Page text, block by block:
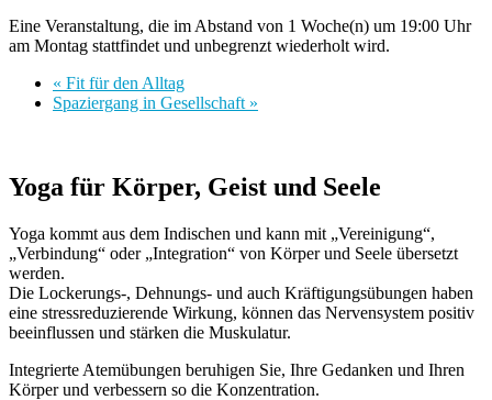
Eine Veranstaltung, die im Abstand von 1 Woche(n) um 19:00 Uhr
am Montag stattfindet und unbegrenzt wiederholt wird.
« Fit für den Alltag
Spaziergang in Gesellschaft »
Yoga für Körper, Geist und Seele
Yoga kommt aus dem Indischen und kann mit „Vereinigung“,
„Verbindung“ oder „Integration“ von Körper und Seele übersetzt
werden.
Die Lockerungs-, Dehnungs- und auch Kräftigungsübungen haben
eine stressreduzierende Wirkung, können das Nervensystem positiv
beeinflussen und stärken die Muskulatur.
Integrierte Atemübungen beruhigen Sie, Ihre Gedanken und Ihren
Körper und verbessern so die Konzentration.